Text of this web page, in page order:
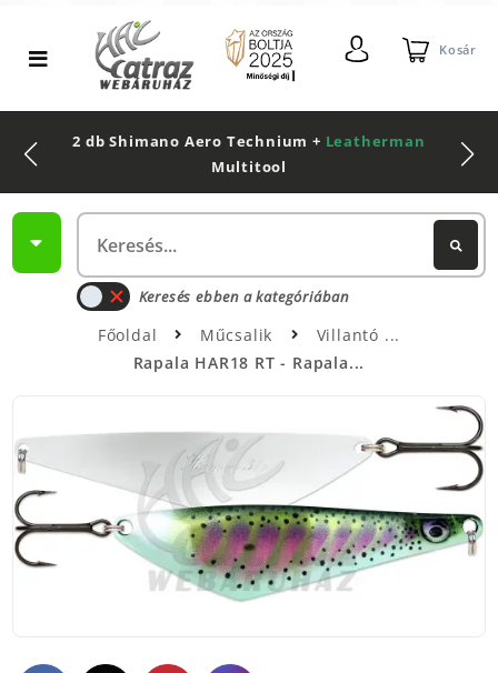
Kosár
2 db Shimano Aero Technium + Leatherman
Multitool
Keresés ebben a kategóriában
Főoldal Műcsalik
Villantó
Rapala HAR18 RT - Rapala...